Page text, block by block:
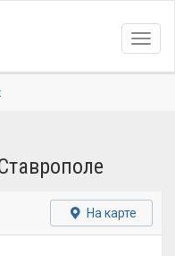
На карте